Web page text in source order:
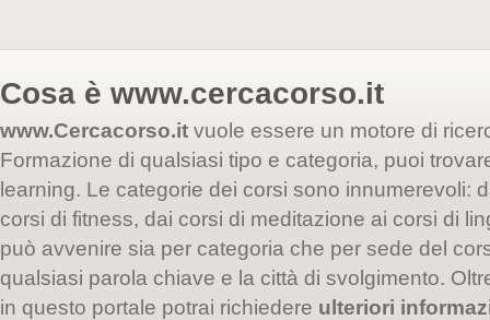
Cosa è www.cercacorso.it
www.Cercacorso.it vuole essere un motore di
Formazione di qualsiasi tipo e categoria, puoi
learning. Le categorie dei corsi sono innumerevoli:
corsi di fitness, dai corsi di meditazione ai corsi di
può avvenire sia per categoria che per sede del
qualsiasi parola chiave e la città di svolgimento.
in questo portale potrai richiedere ulteriori